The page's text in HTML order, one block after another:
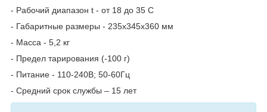
- Рабочий диапазон t - от 18 до 35 C
- Габаритные размеры - 235х345х360 мм
- Масса - 5,2 кг
- Предел тарирования (-100 г)
- Питание - 110-240В; 50-60Гц
- Средний срок службы – 15 лет